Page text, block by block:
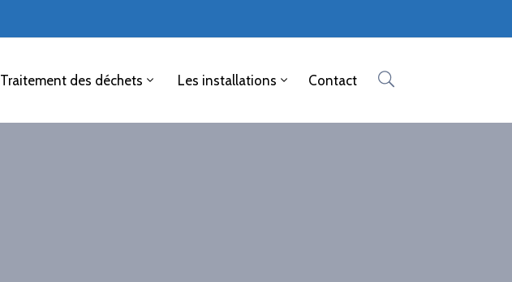
Traitement des déchets Les installations Contact